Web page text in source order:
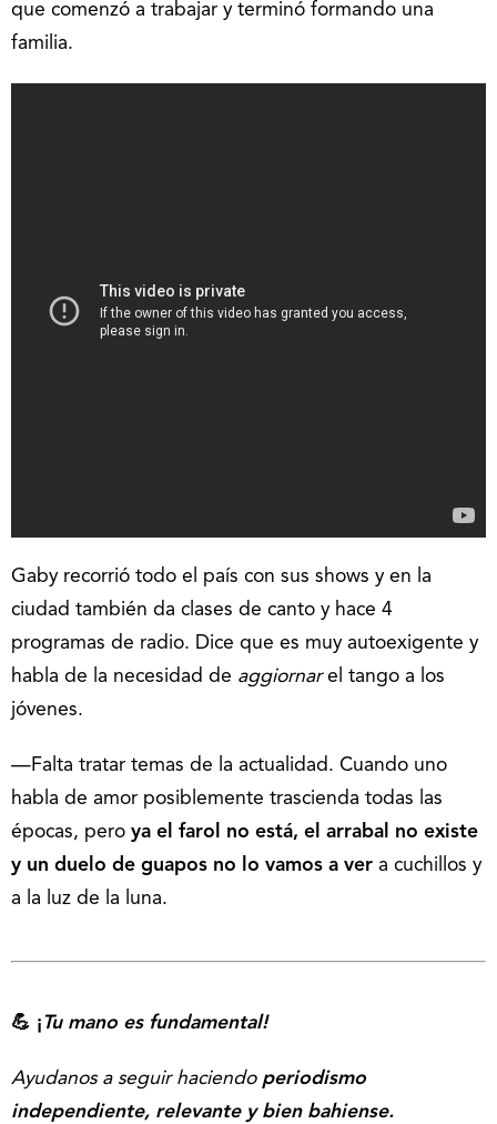
que comenzó a trabajar y terminó formando una
familia.
Gaby recorrió todo el país con sus shows y en la
ciudad también da clases de canto y hace 4
programas de radio. Dice que es muy autoexigente y
habla de la necesidad de aggiornarel tango a los
jóvenes.
—Falta tratar temas de la actualidad. Cuando uno
habla de amor posiblemente trascienda todas las
épocas, pero ya el farol no está, el arrabal no existe
y un duelo de guapos no lo vamos a ver a cuchillos y
a la luz de la luna.
💪 ¡Tu mano es fundamental!
Ayudanos a seguir haciendo periodismo
independiente, relevante y bien bahiense.